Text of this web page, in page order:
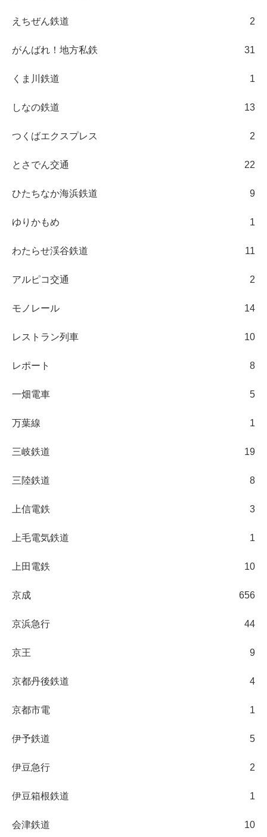
えちぜん鉄道 2
がんばれ！地方私鉄 31
くま川鉄道 1
しなの鉄道 13
つくばエクスプレス 2
とさでん交通 22
ひたちなか海浜鉄道 9
ゆりかもめ 1
わたらせ渓谷鉄道 11
アルピコ交通 2
モノレール 14
レストラン列車 10
レポート 8
一畑電車 5
万葉線 1
三岐鉄道 19
三陸鉄道 8
上信電鉄 3
上毛電気鉄道 1
上田電鉄 10
京成 656
京浜急行 44
京王 9
京都丹後鉄道 4
京都市電 1
伊予鉄道 5
伊豆急行 2
伊豆箱根鉄道 1
会津鉄道 10